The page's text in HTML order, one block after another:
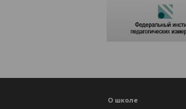
О школе